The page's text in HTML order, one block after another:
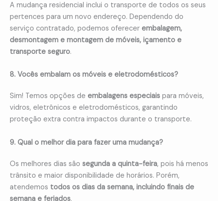
A mudança residencial inclui o transporte de todos os seus
pertences para um novo endereço. Dependendo do
serviço contratado, podemos oferecer embalagem,
desmontagem e montagem de móveis, içamento e
transporte seguro.
8. Vocês embalam os móveis e eletrodomésticos?
Sim! Temos opções de embalagens especiais para móveis,
vidros, eletrônicos e eletrodomésticos, garantindo
proteção extra contra impactos durante o transporte.
9. Qual o melhor dia para fazer uma mudança?
Os melhores dias são segunda a quinta-feira, pois há menos
trânsito e maior disponibilidade de horários. Porém,
atendemos todos os dias da semana, incluindo finais de
semana e feriados.